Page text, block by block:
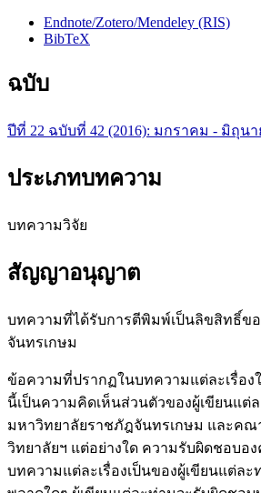
Endnote/Zotero/Mendeley (RIS)
BibTeX
ฉบับ
ปีที่ 22 ฉบับที่ 42 (2016): มกราคม - มิถุนา
ประเภทบทความ
บทความวิจัย
สัญญาอนุญาต
บทความที่ได้รับการตีพิมพ์เป็นลิขสิทธิ์ข
จันทรเกษม
ข้อความที่ปรากฏในบทความแต่ละเรื่อง
นี้เป็นความคิดเห็นส่วนตัวของผู้เขียนแต่
มหาวิทยาลัยราชภัฎจันทรเกษม และคณ
วิทยาลัยฯ แต่อย่างใด ความรับผิดชอบอ
บทความแต่ละเรื่องเป็นของผู้เขียนแต่ล